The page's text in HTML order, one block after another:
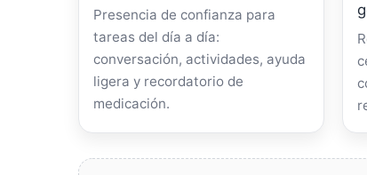
Presencia de confianza para
tareas del día a día:
conversación, actividades, ayuda
ligera y recordatorio de
medicación.